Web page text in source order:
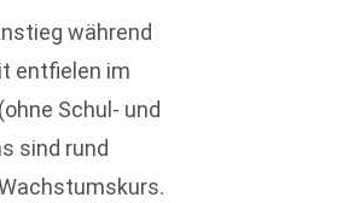
während
entfielen im
Schul- und
sind rund